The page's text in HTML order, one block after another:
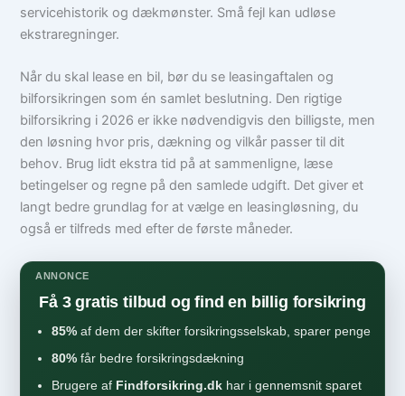
servicehistorik og dækmønster. Små fejl kan udløse
ekstraregninger.
Når du skal lease en bil, bør du se leasingaftalen og
bilforsikringen som én samlet beslutning. Den rigtige
bilforsikring i 2026 er ikke nødvendigvis den billigste, men
den løsning hvor pris, dækning og vilkår passer til dit
behov. Brug lidt ekstra tid på at sammenligne, læse
betingelser og regne på den samlede udgift. Det giver et
langt bedre grundlag for at vælge en leasingløsning, du
også er tilfreds med efter de første måneder.
ANNONCE
Få 3 gratis tilbud og find en billig forsikring
85% af dem der skifter forsikringsselskab, sparer penge
80% får bedre forsikringsdækning
Brugere af Findforsikring.dk har i gennemsnit sparet